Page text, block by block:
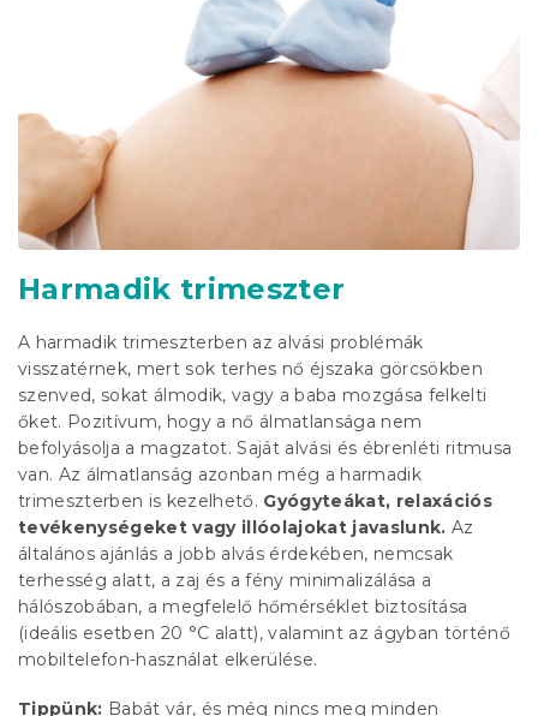
Harmadik trimeszter
A harmadik trimeszterben az alvási problémák
visszatérnek, mert sok terhes nő éjszaka görcsökben
szenved, sokat álmodik, vagy a baba mozgása felkelti
őket. Pozitívum, hogy a nő álmatlansága nem
befolyásolja a magzatot. Saját alvási és ébrenléti ritmusa
van. Az álmatlanság azonban még a harmadik
trimeszterben is kezelhető. Gyógyteákat, relaxációs
tevékenységeket vagy illóolajokat javaslunk. Az
általános ajánlás a jobb alvás érdekében, nemcsak
terhesség alatt, a zaj és a fény minimalizálása a
hálószobában, a megfelelő hőmérséklet biztosítása
(ideális esetben 20 °C alatt), valamint az ágyban történő
mobiltelefon-használat elkerülése.
Tippünk: Babát vár, és még nincs meg minden